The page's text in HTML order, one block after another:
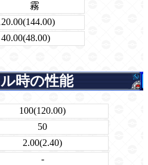
霧
40.00(48.00)
時の性能
100(120.00)
50
2.00(2.40)
-